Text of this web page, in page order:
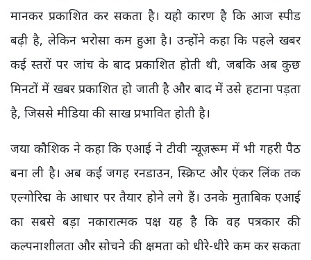
मानकर प्रकाशित कर सकता है। यही कारण है कि आज स्पीड
बढ़ी है, लेकिन भरोसा कम हुआ है। उन्होंने कहा कि पहले खबर
कई स्तरों पर जांच के बाद प्रकाशित होती थी, जबकि अब कुछ
मिनटों में खबर प्रकाशित हो जाती है और बाद में उसे हटाना पड़ता
है, जिससे मीडिया की साख प्रभावित होती है।
जया कौशिक ने कहा कि एआई ने टीवी न्यूज़रूम में भी गहरी पैठ
बना ली है। अब कई जगह रनडाउन, स्क्रिप्ट और एंकर लिंक तक
एल्गोरिद्म के आधार पर तैयार होने लगे हैं। उनके मुताबिक एआई
का सबसे बड़ा नकारात्मक पक्ष यह है कि वह पत्रकार की
कल्पनाशीलता और सोचने की क्षमता को धीरे-धीरे कम कर सकता